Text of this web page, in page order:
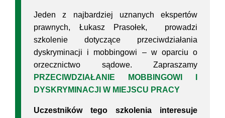
Jeden z najbardziej uznanych ekspertów
prawnych, Łukasz Prasołek, prowadzi
szkolenie dotyczące przeciwdziałania
dyskryminacji i mobbingowi – w oparciu o
orzecznictwo sądowe. Zapraszamy
PRZECIWDZIAŁANIE MOBBINGOWI I
DYSKRYMINACJI W MIEJSCU PRACY
Uczestników tego szkolenia interesuje